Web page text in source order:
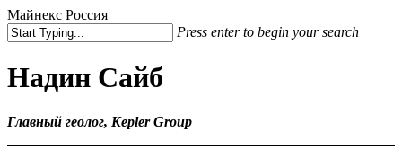
Майнекс Россия
Press enter to begin your search
Search
Надин Сайб
Главный геолог, Kepler Group